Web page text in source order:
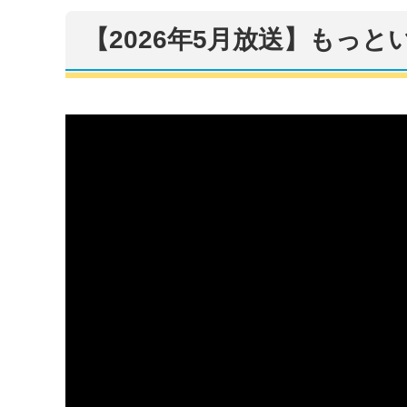
【2026年5月放送】もっと